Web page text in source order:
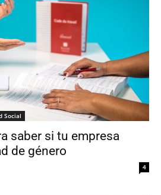
Social
saber si tu empresa
de género
4